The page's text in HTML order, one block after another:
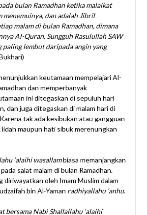
bulan Ramadhan ketika malaikat
menemuinya, dan adalah Jibril
malam di bulan Ramadhan, dimana
Al-Quran. Sungguh Rasulullah SAW
paling lembut daripada angin yang
keutamaan mempelajari Al-
dan memperbanyak
ini ditegaskan di sepuluh hari
dan juga ditegaskan di malam hari di
tak ada kesibukan atau gangguan
lidah maupun hati sibuk merenungkan
‘alaihi wasallambiasa memanjangkan
salat malam di bulan Ramadhan.
diriwayatkan oleh Imam Muslim dalam
bin Al-Yaman radhiyallahu ‘anhu.
bersama Nabi Shallallahu ‘alaihi